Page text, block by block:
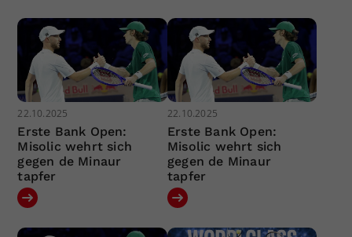
22.10.2025
Erste Bank Open:
Misolic wehrt sich
gegen de Minaur
tapfer
22.10.2025
Erste Bank Open:
Misolic wehrt sich
gegen de Minaur
tapfer